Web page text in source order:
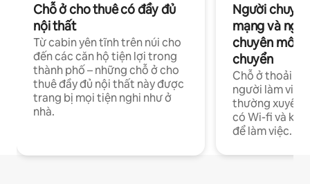
Chỗ ở cho thuê có đầy đủ
nội thất
Từ cabin yên tĩnh trên núi cho
đến các căn hộ tiện lợi trong
thành phố – những chỗ ở cho
thuê đầy đủ nội thất này được
trang bị mọi tiện nghi như ở
nhà.
Người
mạng và
chuyên môn
chuyển
Chỗ ở thoải
người làm việc
thường xuyên
có Wi-fi và
để làm việc.